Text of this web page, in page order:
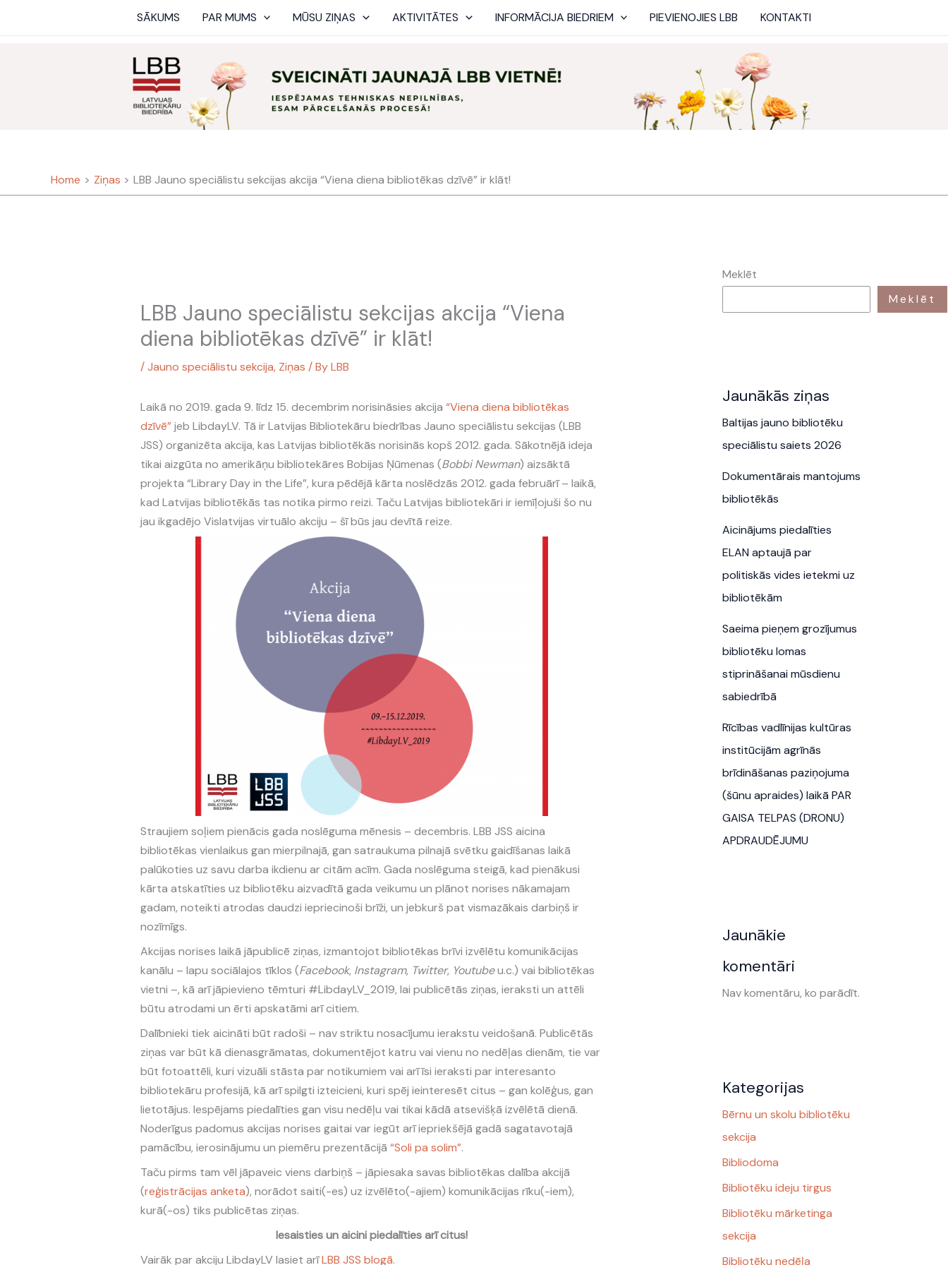
SĀKUMS PAR MUMS MŪSU ZIŅAS AKTIVITĀTES INFORMĀCIJA BIEDRIEM PIEVIENOJIES LBB KONTAKTI
Home Ziņas LBB Jauno speciālistu sekcijas akcija “Viena diena bibliotēkas dzīvē” ir klāt!
LBB Jauno speciālistu sekcijas akcija “Viena
diena bibliotēkas dzīvē” ir klāt!
/Jauno speciālistu sekcija, Ziņas / ByLBB
Laikā no 2019. gada 9. līdz 15. decembrim norisināsies akcija “Viena diena bibliotēkas
dzīvē”jeb LibdayLV. Tā ir Latvijas Bibliotekāru biedrības Jauno speciālistu sekcijas (LBB
JSS) organizēta akcija, kas Latvijas bibliotēkās norisinās kopš 2012. gada. Sākotnējā ideja
tikai aizgūta no amerikāņu bibliotekāres Bobijas Ņūmenas (Bobbi Newman) aizsāktā
projekta “Library Day in the Life”, kura pēdējā kārta noslēdzās 2012. gada februārī – laikā,
kad Latvijas bibliotēkās tas notika pirmo reizi. Taču Latvijas bibliotekāri ir iemīļojuši šo nu
jau ikgadējo Vislatvijas virtuālo akciju – šī būs jau devītā reize.
Straujiem soļiem pienācis gada noslēguma mēnesis – decembris. LBB JSS aicina
bibliotēkas vienlaikus gan mierpilnajā, gan satraukuma pilnajā svētku gaidīšanas laikā
palūkoties uz savu darba ikdienu ar citām acīm. Gada noslēguma steigā, kad pienākusi
kārta atskatīties uz bibliotēku aizvadītā gada veikumu un plānot norises nākamajam
gadam, noteikti atrodas daudzi iepriecinoši brīži, un jebkurš pat vismazākais darbiņš ir
nozīmīgs.
Akcijas norises laikā jāpublicē ziņas, izmantojot bibliotēkas brīvi izvēlētu komunikācijas
kanālu – lapu sociālajos tīklos (Facebook, Instagram, Twitter, Youtubeu.c.) vai bibliotēkas
vietni –, kā arī jāpievieno tēmturi #LibdayLV_2019, lai publicētās ziņas, ieraksti un attēli
būtu atrodami un ērti apskatāmi arī citiem.
Dalībnieki tiek aicināti būt radoši – nav striktu nosacījumu ierakstu veidošanā. Publicētās
ziņas var būt kā dienasgrāmatas, dokumentējot katru vai vienu no nedēļas dienām, tie var
būt fotoattēli, kuri vizuāli stāsta par notikumiem vai arī īsi ieraksti par interesanto
bibliotekāru profesijā, kā arī spilgti izteicieni, kuri spēj ieinteresēt citus – gan kolēģus, gan
lietotājus. Iespējams piedalīties gan visu nedēļu vai tikai kādā atsevišķā izvēlētā dienā.
Noderīgus padomus akcijas norises gaitai var iegūt arī iepriekšējā gadā sagatavotajā
pamācību, ierosinājumu un piemēru prezentācijā “Soli pa solim”.
Taču pirms tam vēl jāpaveic viens darbiņš – jāpiesaka savas bibliotēkas dalība akcijā
(reģistrācijas anketa), norādot saiti(-es) uz izvēlēto(-ajiem) komunikācijas rīku(-iem),
kurā(-os) tiks publicētas ziņas.
Iesaisties un aicini piedalīties arī citus!
Vairāk par akciju LibdayLV lasiet arīLBB JSS blogā.
Meklēt
Meklēt
Jaunākās ziņas
Baltijas jauno bibliotēku
speciālistu saiets 2026
Dokumentārais mantojums
bibliotēkās
Aicinājums piedalīties
ELAN aptaujā par
politiskās vides ietekmi uz
bibliotēkām
Saeima pieņem grozījumus
bibliotēku lomas
stiprināšanai mūsdienu
sabiedrībā
Rīcības vadlīnijas kultūras
institūcijām agrīnās
brīdināšanas paziņojuma
(šūnu apraides) laikā PAR
GAISA TELPAS (DRONU)
APDRAUDĒJUMU
Jaunākie
komentāri
Nav komentāru, ko parādīt.
Kategorijas
Bērnu un skolu bibliotēku
sekcija
Bibliodoma
Bibliotēku ideju tirgus
Bibliotēku mārketinga
sekcija
Bibliotēku nedēļa